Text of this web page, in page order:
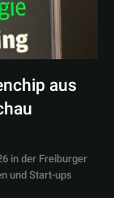
aus
in der Freiburger
und Start-ups